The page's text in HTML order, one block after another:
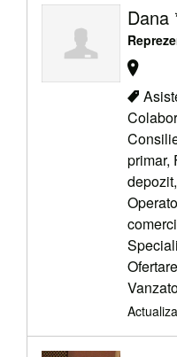
Dana
primar,